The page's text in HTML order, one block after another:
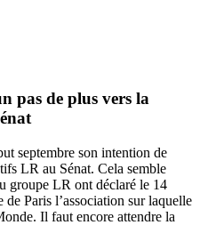
pas de plus vers la
septembre son intention de
LR au Sénat. Cela semble
groupe LR ont déclaré le 14
Paris l’association sur laquelle
Il faut encore attendre la